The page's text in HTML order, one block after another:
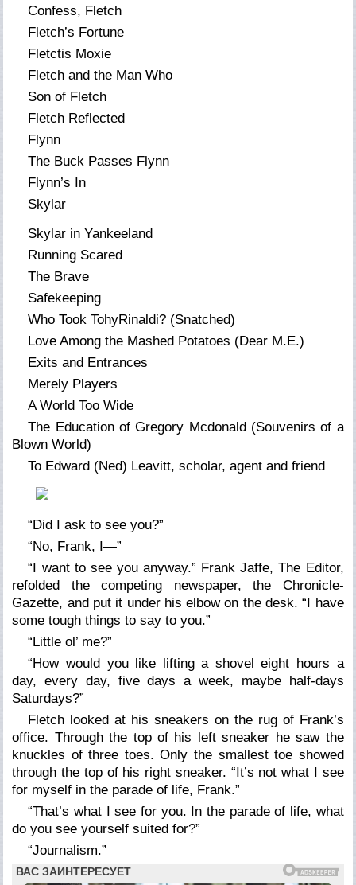
Confess, Fletch
Fletch’s Fortune
Fletctis Moxie
Fletch and the Man Who
Son of Fletch
Fletch Reflected
Flynn
The Buck Passes Flynn
Flynn’s In
Skylar
Skylar in Yankeeland
Running Scared
The Brave
Safekeeping
Who Took TohyRinaldi? (Snatched)
Love Among the Mashed Potatoes (Dear M.E.)
Exits and Entrances
Merely Players
A World Too Wide
The Education of Gregory Mcdonald (Souvenirs of a
Blown World)
To Edward (Ned) Leavitt, scholar, agent and friend
“Did I ask to see you?”
“No, Frank, I—”
“I want to see you anyway.” Frank Jaffe, The Editor,
refolded the competing newspaper, the Chronicle-
Gazette, and put it under his elbow on the desk. “I have
some tough things to say to you.”
“Little ol’ me?”
“How would you like lifting a shovel eight hours a
day, every day, five days a week, maybe half-days
Saturdays?”
Fletch looked at his sneakers on the rug of Frank’s
office. Through the top of his left sneaker he saw the
knuckles of three toes. Only the smallest toe showed
through the top of his right sneaker. “It’s not what I see
for myself in the parade of life, Frank.”
“That’s what I see for you. In the parade of life, what
do you see yourself suited for?”
“Journalism.”